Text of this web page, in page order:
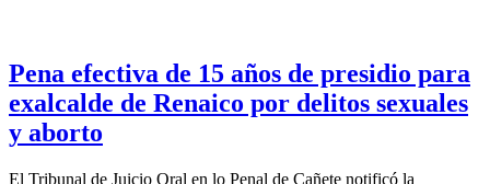
Pena efectiva de 15 años de presidio para
exalcalde de Renaico por delitos sexuales
y aborto
El Tribunal de Juicio Oral en lo Penal de Cañete notificó la